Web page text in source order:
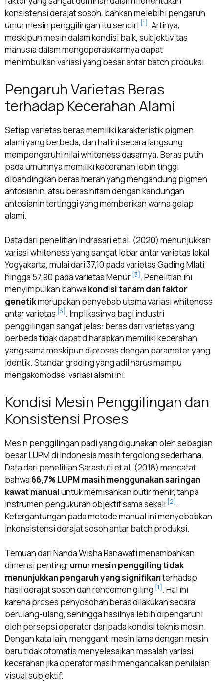
konsistensi derajat sosoh, bahkan melebihi pengaruh
umur mesin penggilingan itu sendiri [1]. Artinya,
meskipun mesin dalam kondisi baik, subjektivitas
manusia dalam mengoperasikannya dapat
menimbulkan variasi yang besar antar batch produksi.
Pengaruh Varietas Beras
terhadap Kecerahan Alami
Setiap varietas beras memiliki karakteristik pigmen
alami yang berbeda, dan hal ini secara langsung
mempengaruhi nilai whiteness dasarnya. Beras putih
pada umumnya memiliki kecerahan lebih tinggi
dibandingkan beras merah yang mengandung pigmen
antosianin, atau beras hitam dengan kandungan
antosianin tertinggi yang memberikan warna gelap
alami.
Data dari penelitian Indrasari et al. (2020) menunjukkan
variasi whiteness yang sangat lebar antar varietas lokal
Yogyakarta, mulai dari 37,10 pada varietas Gading Mlati
hingga 57,90 pada varietas Menur [3]. Penelitian ini
menyimpulkan bahwa kondisi tanam dan faktor
genetikmerupakan penyebab utama variasi whiteness
antar varietas [3]. Implikasinya bagi industri
penggilingan sangat jelas: beras dari varietas yang
berbeda tidak dapat diharapkan memiliki kecerahan
yang sama meskipun diproses dengan parameter yang
identik. Standar grading yang adil harus mampu
mengakomodasi variasi alami ini.
Kondisi Mesin Penggilingan dan
Konsistensi Proses
Mesin penggilingan padi yang digunakan oleh sebagian
besar LUPM di Indonesia masih tergolong sederhana.
Data dari penelitian Sarastuti et al. (2018) mencatat
bahwa 66,7% LUPM masih menggunakan saringan
kawat manualuntuk memisahkan butir menir, tanpa
instrumen pengukuran objektif sama sekali [2].
Ketergantungan pada metode manual ini menyebabkan
inkonsistensi derajat sosoh antar batch produksi.
Temuan dari Nanda Wisha Ranawati menambahkan
dimensi penting: umur mesin penggiling tidak
menunjukkan pengaruh yang signifikanterhadap
hasil derajat sosoh dan rendemen giling [1]. Hal ini
karena proses penyosohan beras dilakukan secara
berulang-ulang, sehingga hasilnya lebih dipengaruhi
oleh persepsi operator daripada kondisi teknis mesin.
Dengan kata lain, mengganti mesin lama dengan mesin
baru tidak otomatis menyelesaikan masalah variasi
kecerahan jika operator masih mengandalkan penilaian
visual subjektif.